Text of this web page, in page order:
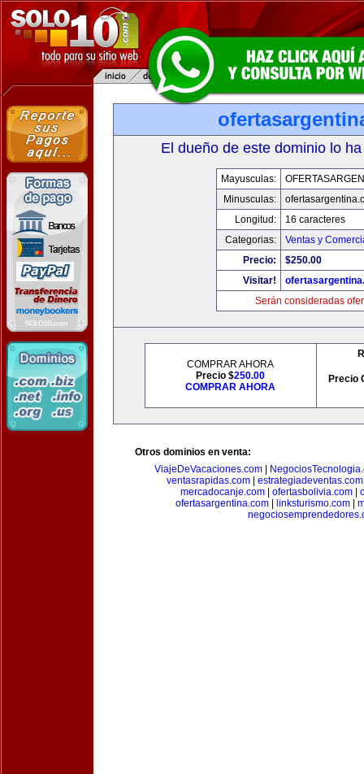
El dueño de este dominio lo
Mayusculas:
Minusculas:
Longitud:
16 caracteres
Categorias:
Ventas y
Precio:
$250.00
Visitar!
Serán consideradas
COMPRAR AHORA
Precio $250.00
COMPRAR AHORA
Precio
Otros dominios en venta:
ViajeDeVacaciones.com|
ventasrapidas.com
estrategiadeventas.com
mercadocanje.com
ofertasbolivia.com
ofertasargentina.com| linksturismo.com|